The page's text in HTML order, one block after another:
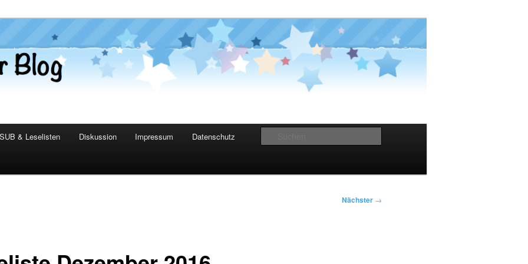
Blog
SUB & Leselisten Diskussion Impressum Datenschutz
Nächster →